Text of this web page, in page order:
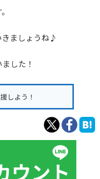
きましょうね♪
した！
しよう！